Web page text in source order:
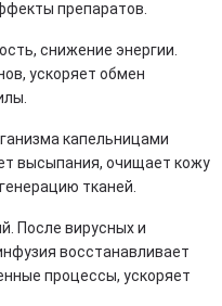
препаратов.
снижение энергии.
ускоряет обмен
капельницами
высыпания, очищает кожу
тканей.
После вирусных и
восстанавливает
процессы, ускоряет